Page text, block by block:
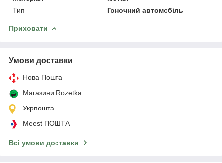
Тип
Гоночний автомобіль
Приховати
Умови доставки
Нова Пошта
Магазини Rozetka
Укрпошта
Meest ПОШТА
Всі умови доставки